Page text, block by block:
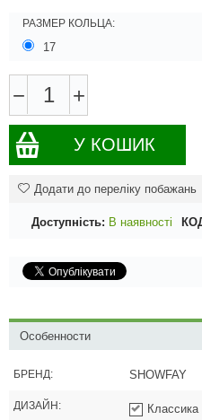
РАЗМЕР КОЛЬЦА:
17
− +
У КОШИК
Додати до переліку побажань
Доступність: В наявності
Особенности
БРЕНД: SHOWFAY
ДИЗАЙН:
Классика